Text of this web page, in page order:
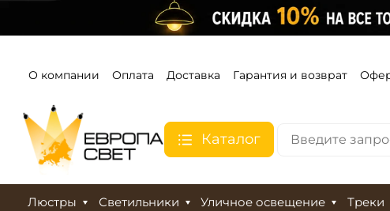
О компании Оплата Доставка Гарантия и возврат
Каталог
Люстры Светильники Уличное освещение Треки